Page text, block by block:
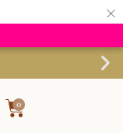
×
0